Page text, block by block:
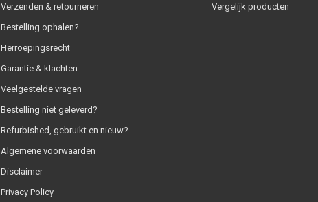
Verzenden & retourneren
Bestelling ophalen?
Herroepingsrecht
Garantie & klachten
Veelgestelde vragen
Bestelling niet geleverd?
Refurbished, gebruikt en nieuw?
Algemene voorwaarden
Disclaimer
Privacy Policy
Vergelijk producten